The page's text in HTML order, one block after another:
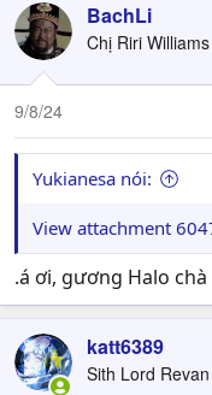
BachLi
Chị Riri
9/8/24
Yukianesa nói:
View attachment
.á ơi, gương Halo
katt6389
Sith Lord Revan